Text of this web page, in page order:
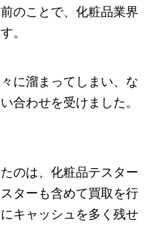
のことで、化粧品業界
。
に溜まってしまい、な
合わせを受けました。
のは、化粧品テスター
ターも含めて買取を行
キャッシュを多く残せ